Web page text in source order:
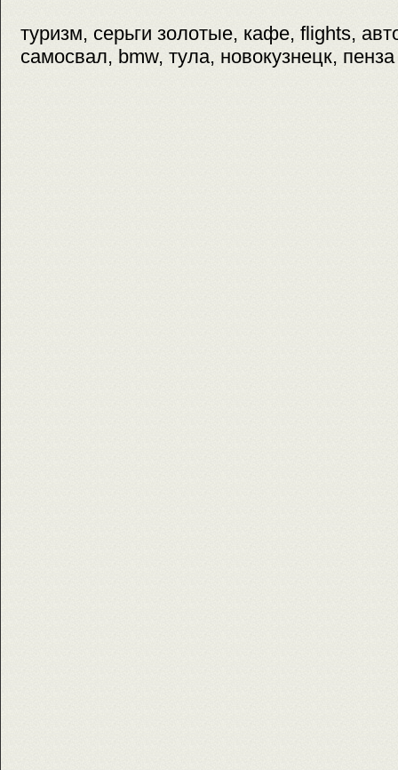
туризм, серьги золотые, кафе, flights,
самосвал, bmw, тула, новокузнецк, пенза